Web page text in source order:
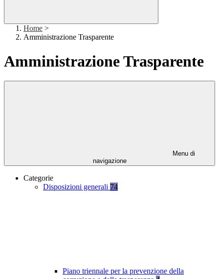
Home >
Amministrazione Trasparente
Amministrazione Trasparente
Menu di
navigazione
Categorie
Disposizioni generali 74
Piano triennale per la prevenzione della